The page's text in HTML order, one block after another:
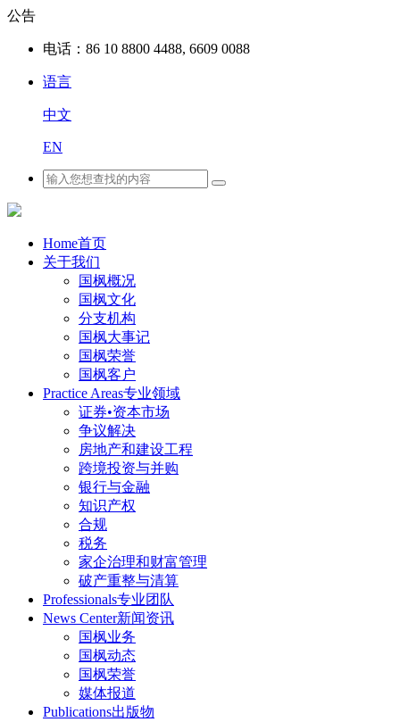
公告
电话： 86 10 8800 4488, 6609 0088
语言
中文
EN
Home首页
关于我们
国枫概况
国枫文化
分支机构
国枫大事记
国枫荣誉
国枫客户
Practice Areas专业领域
证券•资本市场
争议解决
房地产和建设工程
跨境投资与并购
银行与金融
知识产权
合规
税务
家企治理和财富管理
破产重整与清算
Professionals专业团队
News Center新闻资讯
国枫业务
国枫动态
国枫荣誉
媒体报道
Publications出版物